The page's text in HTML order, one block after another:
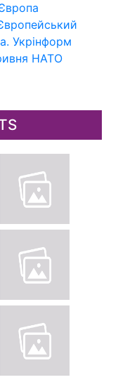
Укрінформ
НАТО